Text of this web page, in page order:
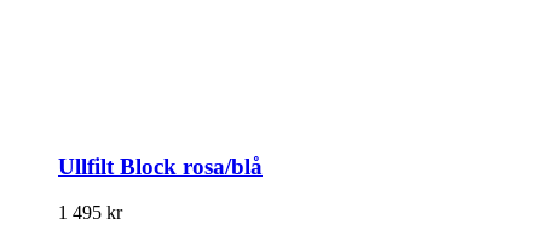
Ullfilt Block rosa/blå
1 495 kr